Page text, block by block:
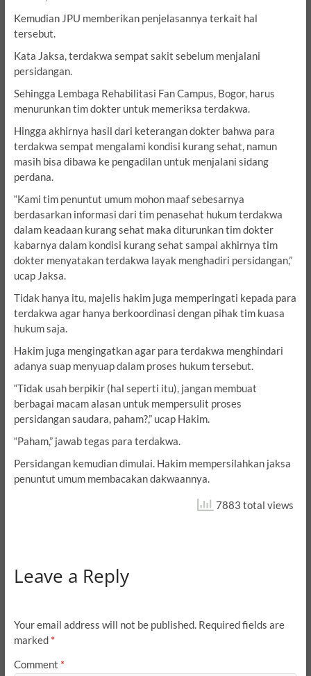
Kemudian JPU memberikan penjelasannya terkait hal
tersebut.
Kata Jaksa, terdakwa sempat sakit sebelum menjalani
persidangan.
Sehingga Lembaga Rehabilitasi Fan Campus, Bogor, harus
menurunkan tim dokter untuk memeriksa terdakwa.
Hingga akhirnya hasil dari keterangan dokter bahwa para
terdakwa sempat mengalami kondisi kurang sehat, namun
masih bisa dibawa ke pengadilan untuk menjalani sidang
perdana.
“Kami tim penuntut umum mohon maaf sebesarnya
berdasarkan informasi dari tim penasehat hukum terdakwa
dalam keadaan kurang sehat maka diturunkan tim dokter
kabarnya dalam kondisi kurang sehat sampai akhirnya tim
dokter menyatakan terdakwa layak menghadiri persidangan,”
ucap Jaksa.
Tidak hanya itu, majelis hakim juga memperingati kepada para
terdakwa agar hanya berkoordinasi dengan pihak tim kuasa
hukum saja.
Hakim juga mengingatkan agar para terdakwa menghindari
adanya suap menyuap dalam proses hukum tersebut.
“Tidak usah berpikir (hal seperti itu), jangan membuat
berbagai macam alasan untuk mempersulit proses
persidangan saudara, paham?,” ucap Hakim.
“Paham,” jawab tegas para terdakwa.
Persidangan kemudian dimulai. Hakim mempersilahkan jaksa
penuntut umum membacakan dakwaannya.
7883 total views
Leave a Reply
Your email address will not be published. Required fields are
marked *
Comment *